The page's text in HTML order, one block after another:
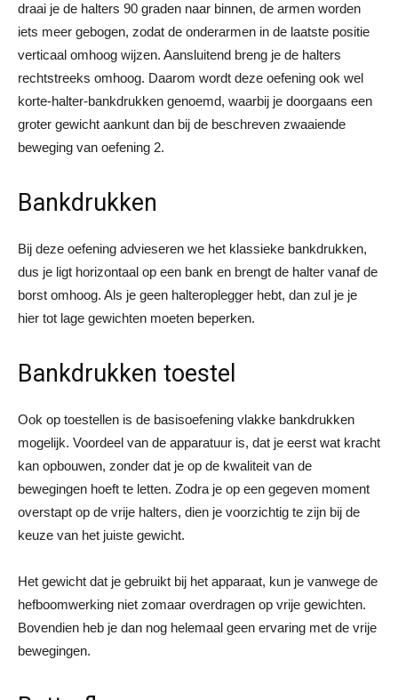
draai je de halters 90 graden naar binnen, de armen worden
iets meer gebogen, zodat de onderarmen in de laatste positie
verticaal omhoog wijzen. Aansluitend breng je de halters
rechtstreeks omhoog. Daarom wordt deze oefening ook wel
korte-halter-bankdrukken genoemd, waarbij je doorgaans een
groter gewicht aankunt dan bij de beschreven zwaaiende
beweging van oefening 2.
Bankdrukken
Bij deze oefening advieseren we het klassieke bankdrukken,
dus je ligt horizontaal op een bank en brengt de halter vanaf de
borst omhoog. Als je geen halteroplegger hebt, dan zul je je
hier tot lage gewichten moeten beperken.
Bankdrukken toestel
Ook op toestellen is de basisoefening vlakke bankdrukken
mogelijk. Voordeel van de apparatuur is, dat je eerst wat kracht
kan opbouwen, zonder dat je op de kwaliteit van de
bewegingen hoeft te letten. Zodra je op een gegeven moment
overstapt op de vrije halters, dien je voorzichtig te zijn bij de
keuze van het juiste gewicht.
Het gewicht dat je gebruikt bij het apparaat, kun je vanwege de
hefboomwerking niet zomaar overdragen op vrije gewichten.
Bovendien heb je dan nog helemaal geen ervaring met de vrije
bewegingen.